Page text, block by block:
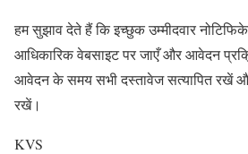
हम सुझाव देते हैं कि इच्छुक उम्मीदवार
आधिकारिक वेबसाइट पर जाएँ और आवेदन
आवेदन के समय सभी दस्तावेज सत्यापित रखें
रखें।
KVS